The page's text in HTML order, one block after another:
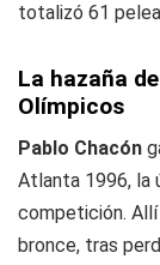
totalizó 61
La hazaña
Olímpicos
Pablo Chacón
Atlanta 1996, la
competición.
bronce, tras